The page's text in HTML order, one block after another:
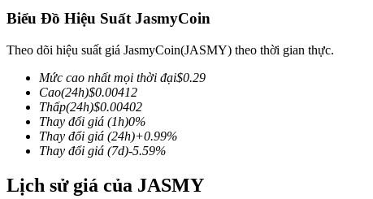
COIN-M Futures
Futures sử dụng token làm tài sản thế chấp
Biểu Đồ Hiệu Suất JasmyCoin
Theo dõi hiệu suất giá JasmyCoin(JASMY) theo thời gian thực.
Mức cao nhất mọi thời đại$0.29
Cao(24h)$0.00412
Thấp(24h)$0.00402
Thay đổi giá (1h)0%
Thay đổi giá (24h)+0.99%
Thay đổi giá (7d)-5.59%
Lịch sử giá của JASMY